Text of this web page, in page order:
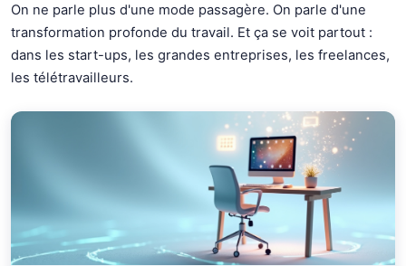
On ne parle plus d'une mode passagère. On parle d'une
transformation profonde du travail. Et ça se voit partout :
dans les start-ups, les grandes entreprises, les freelances,
les télétravailleurs.